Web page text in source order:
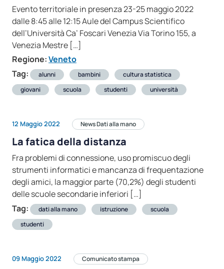
Evento territoriale in presenza 23-25 maggio 2022
dalle 8:45 alle 12:15 Aule del Campus Scientifico
dell’Università Ca’ Foscari Venezia Via Torino 155, a
Venezia Mestre […]
Regione:Veneto
Tag:
alunni bambini
cultura statistica
giovani
scuola studenti università
12 Maggio 2022 News Dati alla mano
La fatica della distanza
Fra problemi di connessione, uso promiscuo degli
strumenti informatici e mancanza di frequentazione
degli amici, la maggior parte (70,2%) degli studenti
delle scuole secondarie inferiori […]
Tag:
dati alla mano istruzione
scuola
studenti
09 Maggio 2022 Comunicato stampa